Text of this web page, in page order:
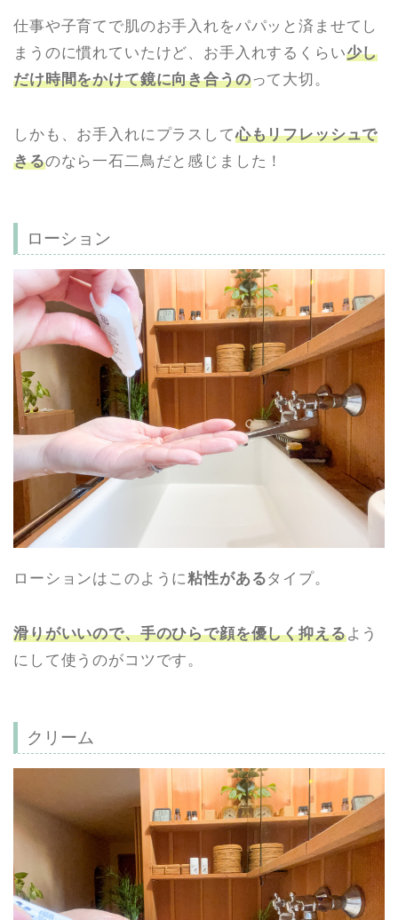
仕事や子育てで肌のお手入れをパパッと済ませてし
まうのに慣れていたけど、お手入れするくらい少し
だけ時間をかけて鏡に向き合うのって大切。
しかも、お手入れにプラスして心もリフレッシュで
きるのなら一石二鳥だと感じました！
ローション
ローションはこのように粘性があるタイプ。
滑りがいいので、手のひらで顔を優しく抑えるよう
にして使うのがコツです。
クリーム